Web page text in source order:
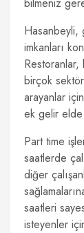
Hasanbeyli,
imkanları
birçok
arayanlar
ek gelir elde
Part time
saatlerde
diğer
saatleri
isteyenler